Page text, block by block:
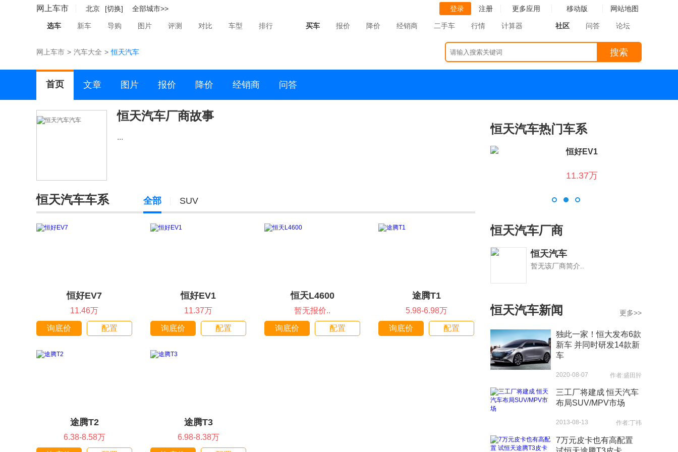
网上车市 北京 [切换] 全部城市>> 登录 注册 更多应用 移动版 网站地图
选车 新车 导购 图片 评测 对比 车型 排行 买车 报价 降价 经销商 二手车 行情 计算器 社区 问答 论坛
网上车市 > 汽车大全 > 恒天汽车 搜索
首页 文章 图片 报价 降价 经销商 问答
恒天汽车厂商故事
...
恒天汽车车系 全部 SUV
恒好EV7
11.46万
询底价 配置
恒好EV1
11.37万
询底价 配置
恒天L4600
暂无报价..
询底价 配置
途腾T1
5.98-6.98万
询底价 配置
途腾T2
6.38-8.58万
途腾T3
6.98-8.38万
恒天汽车热门车系
恒好EV1
11.37万
恒天汽车厂商
恒天汽车
暂无该厂商简介..
恒天汽车新闻 更多>>
独此一家！恒大发布6款
新车 并同时研发14款新
车
2020-08-07 作者:盛田肸
三工厂将建成 恒天汽车
布局SUV/MPV市场
2013-08-13 作者:丁祎
7万元皮卡也有高配置